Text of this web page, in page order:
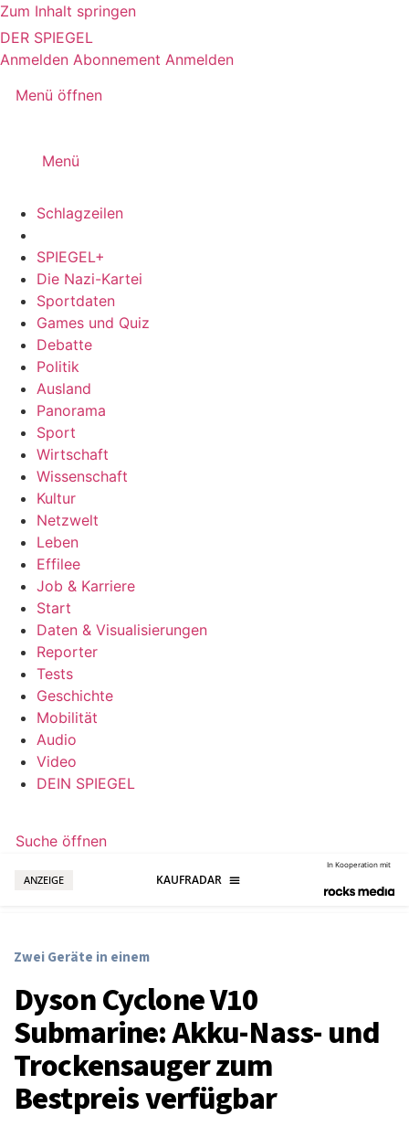
Zum Inhalt springen
DER SPIEGEL
Anmelden Abonnement Anmelden
Menü öffnen
Menü
Schlagzeilen
SPIEGEL+
Die Nazi-Kartei
Sportdaten
Games und Quiz
Debatte
Politik
Ausland
Panorama
Sport
Wirtschaft
Wissenschaft
Kultur
Netzwelt
Leben
Effilee
Job & Karriere
Start
Daten & Visualisierungen
Reporter
Tests
Geschichte
Mobilität
Audio
Video
DEIN SPIEGEL
Suche öffnen
ANZEIGE
In Kooperation mit
Zwei Geräte in einem
Dyson Cyclone V10
Submarine: Akku-Nass- und
Trockensauger zum
Bestpreis verfügbar